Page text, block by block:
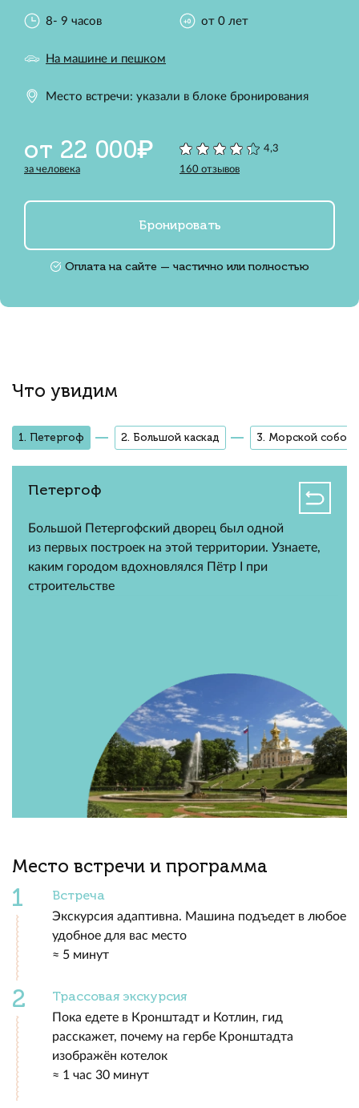
8- 9 часов от 0 лет
На машине и пешком
Место встречи: указали в блоке бронирования
от 22 000₽
за человека
4,3
160 отзывов
Бронировать
Оплата на сайте — частично или полностью
Что увидим
1. Петергоф 2. Большой каскад 3. Морской собор
Петергоф
Большой Петергофский дворец был одной
из первых построек на этой территории. Узнаете,
каким городом вдохновлялся Пётр I при
строительстве
Место встречи и программа
Встреча
Экскурсия адаптивна. Машина подъедет в любое
удобное для вас место
≈ 5 минут
Трассовая экскурсия
Пока едете в Кронштадт и Котлин, гид
расскажет, почему на гербе Кронштадта
изображён котелок
≈ 1 час 30 минут